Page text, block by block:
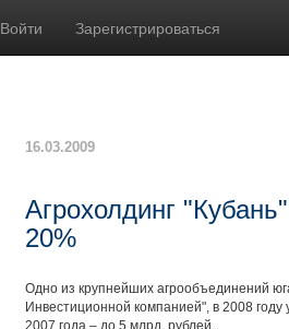
Войти Зарегистрироваться
16.03.2009
Агрохолдинг
20%
Одно из крупнейших агрообъединений
Инвестиционной компанией", в 2008
2007 года – до 5 млрд. рублей.